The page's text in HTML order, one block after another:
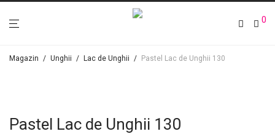
0
Magazin / Unghii / Lac de Unghii / Pastel Lac de Unghii 130
Pastel Lac de Unghii 130